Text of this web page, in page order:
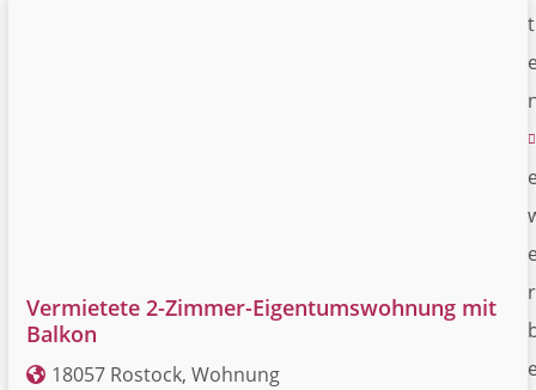
Vermietete 2-Zimmer-Eigentumswohnung mit
Balkon
18057 Rostock, Wohnung
t
r